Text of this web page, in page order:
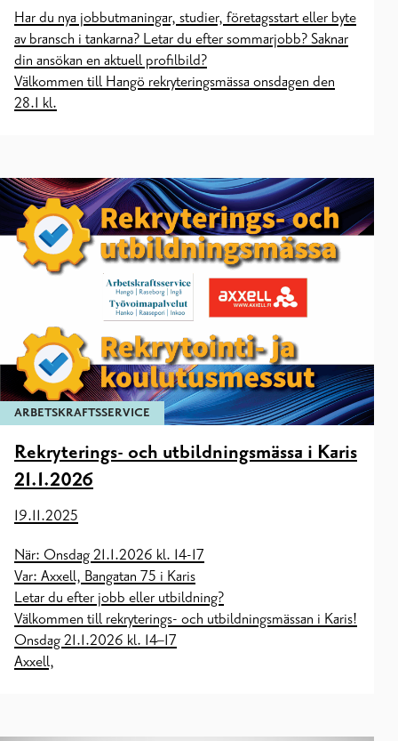
Har du nya jobbutmaningar, studier, företagsstart eller byte
av bransch i tankarna? Letar du efter sommarjobb? Saknar
din ansökan en aktuell profilbild?
Välkommen till Hangö rekryteringsmässa onsdagen den
28.1 kl.
ARBETSKRAFTSSERVICE
Rekryterings- och utbildningsmässa i Karis
21.1.2026
19.11.2025
När: Onsdag 21.1.2026 kl. 14-17
Var: Axxell, Bangatan 75 i Karis
Letar du efter jobb eller utbildning?
Välkommen till rekryterings- och utbildningsmässan i Karis!
Onsdag 21.1.2026 kl. 14–17
Axxell,